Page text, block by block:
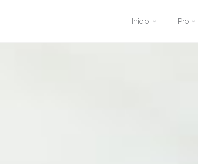
Inicio Pro